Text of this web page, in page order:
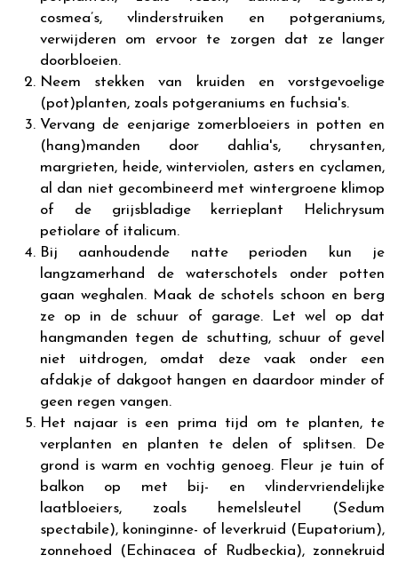
cosmea’s, vlinderstruiken en potgeraniums,
verwijderen om ervoor te zorgen dat ze langer
doorbloeien.
Neem stekken van kruiden en vorstgevoelige
(pot)planten, zoals potgeraniums en fuchsia's.
Vervang de eenjarige zomerbloeiers in potten en
(hang)manden door dahlia's, chrysanten,
margrieten, heide, winterviolen, asters en cyclamen,
al dan niet gecombineerd met wintergroene klimop
of de grijsbladige kerrieplant Helichrysum
petiolare of italicum.
Bij aanhoudende natte perioden kun je
langzamerhand de waterschotels onder potten
gaan weghalen. Maak de schotels schoon en berg
ze op in de schuur of garage. Let wel op dat
hangmanden tegen de schutting, schuur of gevel
niet uitdrogen, omdat deze vaak onder een
afdakje of dakgoot hangen en daardoor minder of
geen regen vangen.
Het najaar is een prima tijd om te planten, te
verplanten en planten te delen of splitsen. De
grond is warm en vochtig genoeg. Fleur je tuin of
balkon op met bij- en vlindervriendelijke
laatbloeiers, zoals hemelsleutel (Sedum
spectabile), koninginne- of leverkruid (Eupatorium),
zonnehoed (Echinacea of Rudbeckia), zonnekruid